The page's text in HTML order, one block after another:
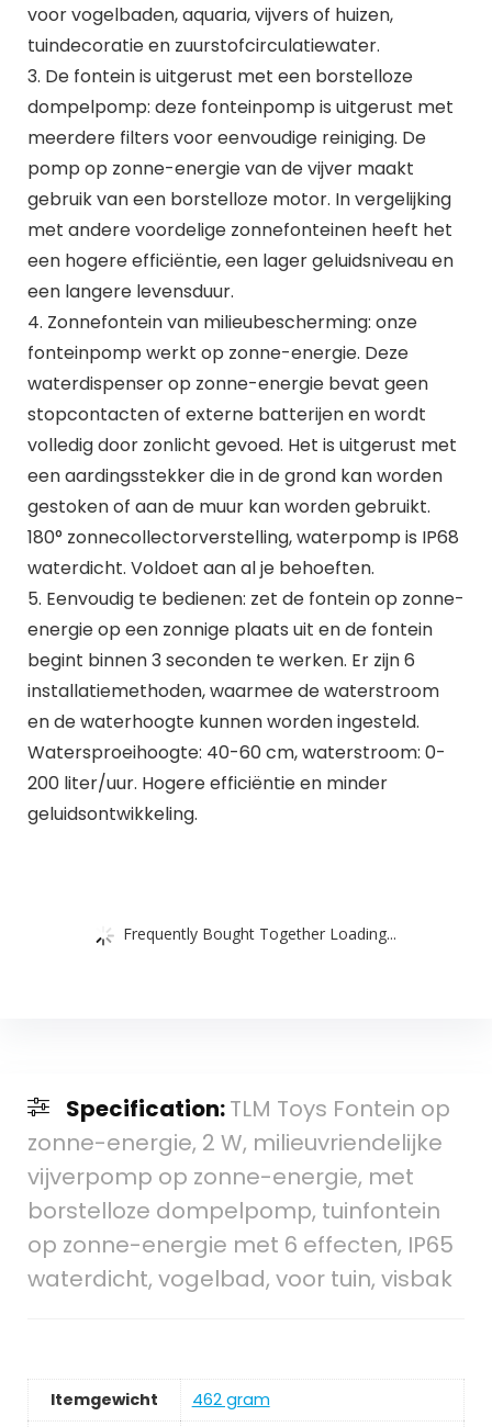
voor vogelbaden, aquaria, vijvers of huizen,
tuindecoratie en zuurstofcirculatiewater.
3. De fontein is uitgerust met een borstelloze
dompelpomp: deze fonteinpomp is uitgerust met
meerdere filters voor eenvoudige reiniging. De
pomp op zonne-energie van de vijver maakt
gebruik van een borstelloze motor. In vergelijking
met andere voordelige zonnefonteinen heeft het
een hogere efficiëntie, een lager geluidsniveau en
een langere levensduur.
4. Zonnefontein van milieubescherming: onze
fonteinpomp werkt op zonne-energie. Deze
waterdispenser op zonne-energie bevat geen
stopcontacten of externe batterijen en wordt
volledig door zonlicht gevoed. Het is uitgerust met
een aardingsstekker die in de grond kan worden
gestoken of aan de muur kan worden gebruikt.
180° zonnecollectorverstelling, waterpomp is IP68
waterdicht. Voldoet aan al je behoeften.
5. Eenvoudig te bedienen: zet de fontein op zonne-
energie op een zonnige plaats uit en de fontein
begint binnen 3 seconden te werken. Er zijn 6
installatiemethoden, waarmee de waterstroom
en de waterhoogte kunnen worden ingesteld.
Watersproeihoogte: 40-60 cm, waterstroom: 0-
200 liter/uur. Hogere efficiëntie en minder
geluidsontwikkeling.
Frequently Bought Together Loading...
Specification:TLM Toys Fontein op
zonne-energie, 2 W, milieuvriendelijke
vijverpomp op zonne-energie, met
borstelloze dompelpomp, tuinfontein
op zonne-energie met 6 effecten, IP65
waterdicht, vogelbad, voor tuin, visbak
Itemgewicht
‎462 gram